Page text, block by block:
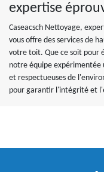
expertise
Caseacsch Nettoyage,
vous offre des services de
votre toit. Que ce soit pour
notre équipe expérimentée
et respectueuses de
pour garantir l'intégrité et